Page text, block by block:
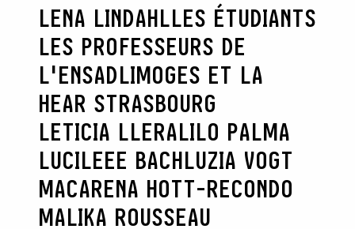
LENA LINDAHLLES ÉTUDIANTS
LES PROFESSEURS DE
L'ENSADLIMOGES ET LA
HEAR STRASBOURG
LETICIA LLERALILO PALMA
LUCILEEE BACHLUZIA VOGT
MACARENA HOTT-RECONDO
MALIKA ROUSSEAU